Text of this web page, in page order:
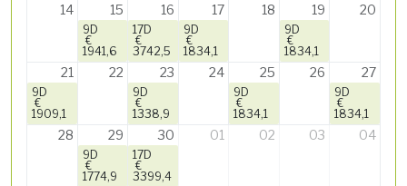
14 15
9D
€
1941,6
16
17D
€
3742,5
17
9D
€
1834,1
18 19
9D
€
1834,1
20
21
9D
€
1909,1
22 23
9D
€
1338,9
24 25
9D
€
1834,1
26 27
9D
€
1834,1
28 29
9D
€
1774,9
30
17D
€
3399,4
01 02 03 04